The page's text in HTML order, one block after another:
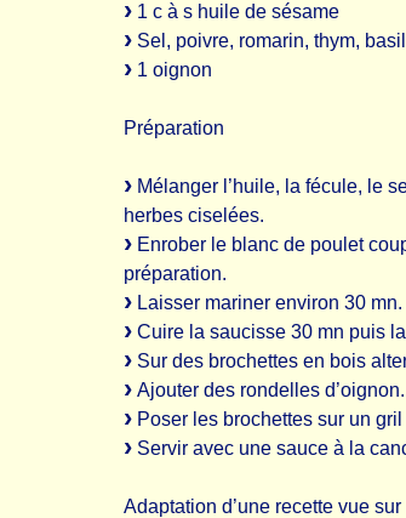
1 c à s huile de sésame
Sel, poivre, romarin, thym,
1 oignon
Préparation
Mélanger l’huile, la fécule, le
herbes ciselées.
Enrober le blanc de poulet
préparation.
Laisser mariner environ 30 mn.
Cuire la saucisse 30 mn puis
Sur des brochettes en bois
Ajouter des rondelles d’oignon.
Poser les brochettes sur un
Servir avec une sauce à la
Adaptation d’une recette vue sur